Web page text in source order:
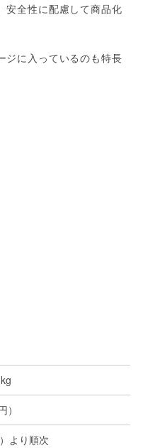
安全性に配慮して商品化
ジに入っているのも特長
より順次